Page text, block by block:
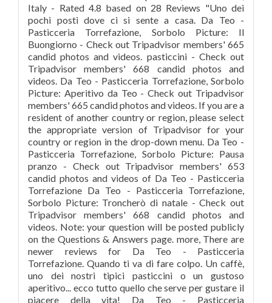
Italy - Rated 4.8 based on 28 Reviews "Uno dei
pochi posti dove ci si sente a casa. Da Teo -
Pasticceria Torrefazione, Sorbolo Picture: Il
Buongiorno - Check out Tripadvisor members' 665
candid photos and videos. pasticcini - Check out
Tripadvisor members' 668 candid photos and
videos. Da Teo - Pasticceria Torrefazione, Sorbolo
Picture: Aperitivo da Teo - Check out Tripadvisor
members' 665 candid photos and videos. If you are a
resident of another country or region, please select
the appropriate version of Tripadvisor for your
country or region in the drop-down menu. Da Teo -
Pasticceria Torrefazione, Sorbolo Picture: Pausa
pranzo - Check out Tripadvisor members' 653
candid photos and videos of Da Teo - Pasticceria
Torrefazione Da Teo - Pasticceria Torrefazione,
Sorbolo Picture: Troncherò di natale - Check out
Tripadvisor members' 668 candid photos and
videos. Note: your question will be posted publicly
on the Questions & Answers page. more, There are
newer reviews for Da Teo - Pasticceria
Torrefazione. Quando ti va di fare colpo. Un caffè,
uno dei nostri tipici pasticcini o un gustoso
aperitivo... ecco tutto quello che serve per gustare il
piacere della vita! Da Teo - Pasticceria